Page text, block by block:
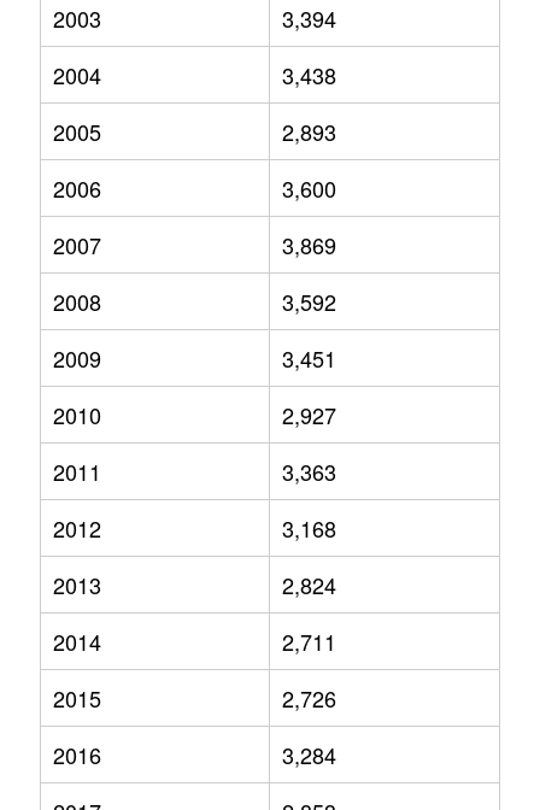
2003
3,394
2004
3,438
2005
2,893
2006
3,600
2007
3,869
2008
3,592
2009
3,451
2010
2,927
2011
3,363
2012
3,168
2013
2,824
2014
2,711
2015
2,726
2016
3,284